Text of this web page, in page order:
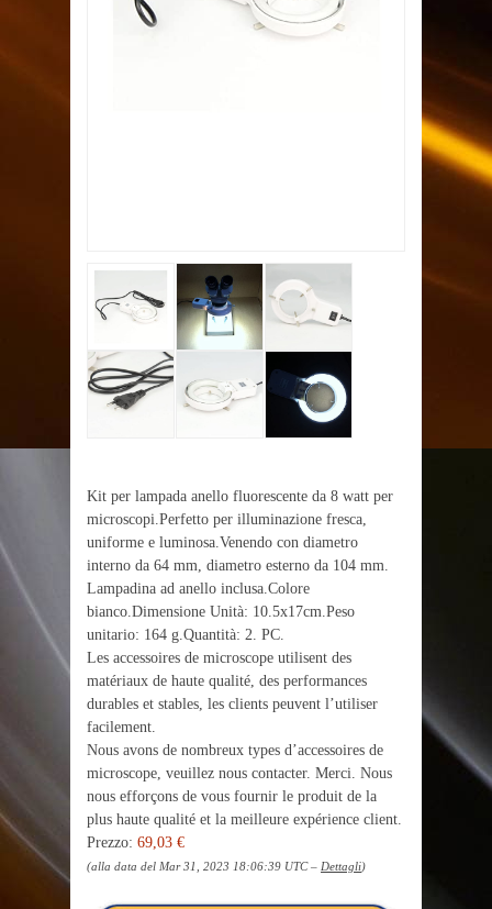
Kit per lampada anello fluorescente da 8 watt per
microscopi.Perfetto per illuminazione fresca,
uniforme e luminosa.Venendo con diametro
interno da 64 mm, diametro esterno da 104 mm.
Lampadina ad anello inclusa.Colore
bianco.Dimensione Unità: 10.5x17cm.Peso
unitario: 164 g.Quantità: 2. PC.
Les accessoires de microscope utilisent des
matériaux de haute qualité, des performances
durables et stables, les clients peuvent l’utiliser
facilement.
Nous avons de nombreux types d’accessoires de
microscope, veuillez nous contacter. Merci. Nous
nous efforçons de vous fournir le produit de la
plus haute qualité et la meilleure expérience client.
Prezzo: 69,03 €
(alla data del Mar 31, 2023 18:06:39 UTC – Dettagli)